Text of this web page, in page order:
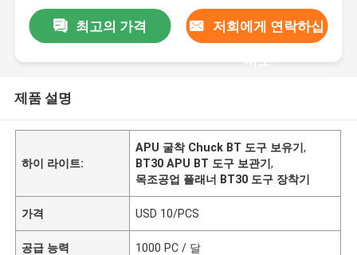
최고의 가격 저희에게 연락하십
시오
제품 설명
하이 라이트:
APU 굴착 Chuck BT 도구 보유기,
BT30 APU BT 도구 보관기,
목조공업 플래너 BT30 도구 장착기
가격 USD 10/PCS
공급 능력 1000 PC / 달